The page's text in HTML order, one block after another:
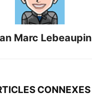
Marc Lebeaupin
CONNEXES